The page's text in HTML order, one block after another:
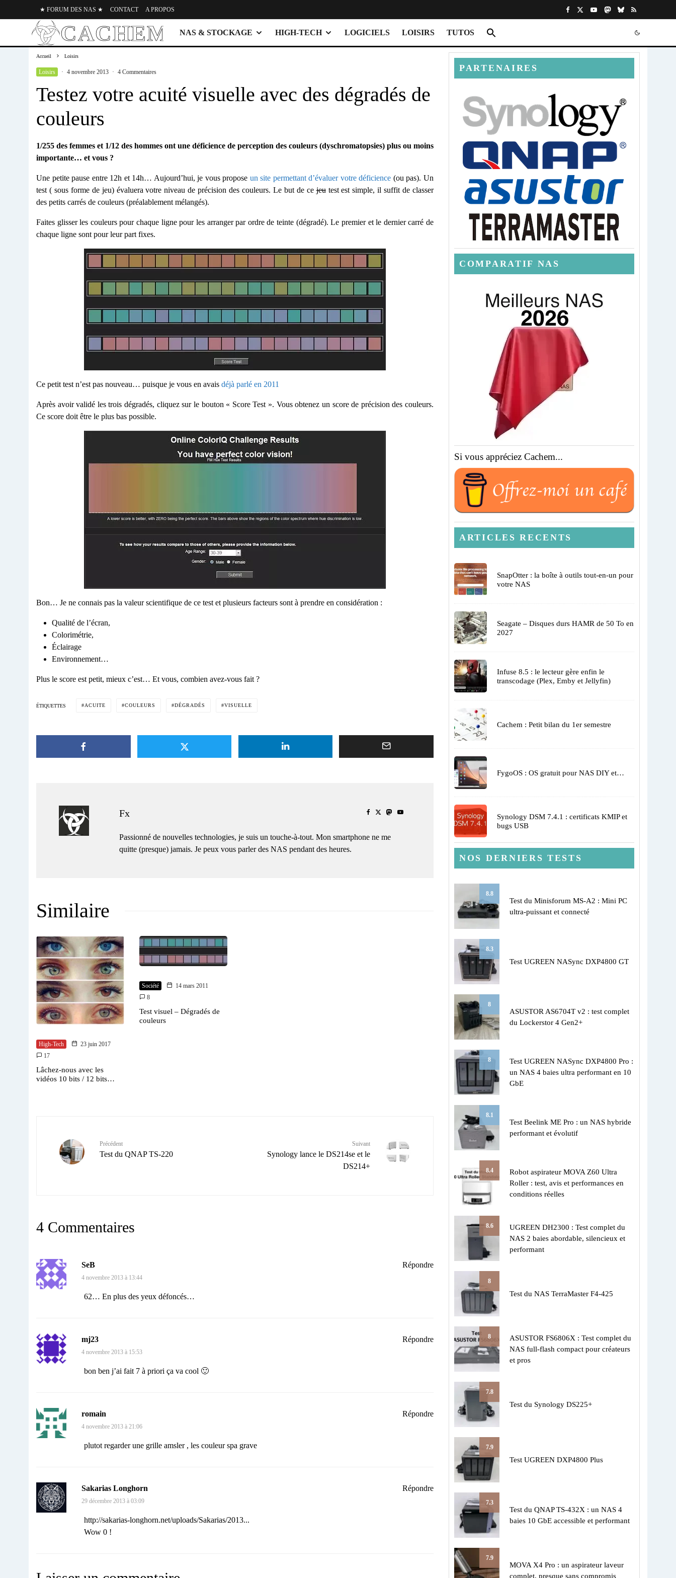
★ FORUM DES NAS ★ CONTACT A PROPOS
NAS & STOCKAGE HIGH-TECH LOGICIELS LOISIRS TUTOS
Accueil Loisirs
Loisirs · 4 novembre 2013 · 4 Commentaires
Testez votre acuité visuelle avec des dégradés de
couleurs
1/255 des femmes et 1/12 des hommes ont une déficience de perception des couleurs (dyschromatopsies) plus ou moins
importante… et vous ?
Une petite pause entre 12h et 14h… Aujourd’hui, je vous propose un site permettant d’évaluer votre déficience (ou pas). Un
test ( sous forme de jeu) évaluera votre niveau de précision des couleurs. Le but de cejeutest est simple, il suffit de classer
des petits carrés de couleurs (préalablement mélangés).
Faites glisser les couleurs pour chaque ligne pour les arranger par ordre de teinte (dégradé). Le premier et le dernier carré de
chaque ligne sont pour leur part fixes.
Ce petit test n’est pas nouveau… puisque je vous en avais déjà parlé en 2011
Après avoir validé les trois dégradés, cliquez sur le bouton « Score Test ». Vous obtenez un score de précision des couleurs.
Ce score doit être le plus bas possible.
Bon… Je ne connais pas la valeur scientifique de ce test et plusieurs facteurs sont à prendre en considération :
Qualité de l’écran,
Colorimétrie,
Éclairage
Environnement…
Plus le score est petit, mieux c’est… Et vous, combien avez-vous fait ?
ÉTIQUETTES ACUITE COULEURS DÉGRADÉS VISUELLE
Fx
Passionné de nouvelles technologies, je suis un touche-à-tout. Mon smartphone ne me
quitte (presque) jamais. Je peux vous parler des NAS pendant des heures.
Similaire
High-Tech
23 juin 2017
17
Lâchez-nous avec les
vidéos 10 bits / 12 bits…
Société
14 mars 2011
8
Test visuel – Dégradés de
couleurs
Précédent
Test du QNAP TS-220
Suivant
Synology lance le DS214se et le
DS214+
4 Commentaires
SeB
4 novembre 2013 à 13:44
62… En plus des yeux défoncés…
Répondre
mj23
4 novembre 2013 à 15:53
bon ben j’ai fait 7 à priori ça va cool 🙂
Répondre
romain
4 novembre 2013 à 21:06
plutot regarder une grille amsler , les couleur spa grave
Répondre
Sakarias Longhorn
29 décembre 2013 à 03:09
http://sakarias-longhorn.net/uploads/Sakarias/2013...
Wow 0 !
Répondre
PARTENAIRES
COMPARATIF NAS
Si vous appréciez Cachem...
ARTICLES RECENTS
SnapOtter : la boîte à outils tout-en-un pour
votre NAS
Seagate – Disques durs HAMR de 50 To en
2027
Infuse 8.5 : le lecteur gère enfin le
transcodage (Plex, Emby et Jellyfin)
Cachem : Petit bilan du 1er semestre
FygoOS : OS gratuit pour NAS DIY et…
Synology DSM 7.4.1 : certificats KMIP et
bugs USB
NOS DERNIERS TESTS
8.8
Test du Minisforum MS-A2 : Mini PC
ultra-puissant et connecté
8.3
Test UGREEN NASync DXP4800 GT
8
ASUSTOR AS6704T v2 : test complet
du Lockerstor 4 Gen2+
8
Test UGREEN NASync DXP4800 Pro :
un NAS 4 baies ultra performant en 10
GbE
8.1
Test Beelink ME Pro : un NAS hybride
performant et évolutif
8.4
Robot aspirateur MOVA Z60 Ultra
Roller : test, avis et performances en
conditions réelles
8.6
UGREEN DH2300 : Test complet du
NAS 2 baies abordable, silencieux et
performant
8
Test du NAS TerraMaster F4-425
8
ASUSTOR FS6806X : Test complet du
NAS full-flash compact pour créateurs
et pros
7.8
Test du Synology DS225+
7.9
Test UGREEN DXP4800 Plus
7.3
Test du QNAP TS-432X : un NAS 4
baies 10 GbE accessible et performant
7.9
MOVA X4 Pro : un aspirateur laveur
complet, presque sans compromis